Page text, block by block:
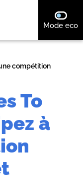
Mode eco
compétition
To
à